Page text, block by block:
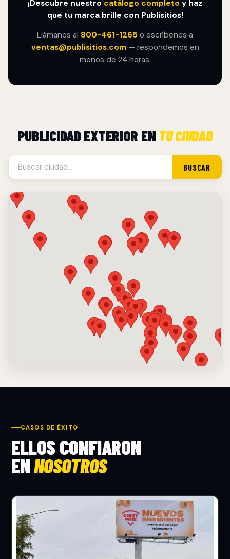
¡Descubre nuestro catálogo completo y haz
que tu marca brille con Publisitios!
Llámanos al 800-461-1265 o escríbenos a
ventas@publisitios.com— respondemos en
menos de 24 horas.
PUBLICIDAD EXTERIOR EN TU CIUDAD
BUSCAR
CASOS DE ÉXITO
ELLOS CONFIARON
ENNOSOTROS